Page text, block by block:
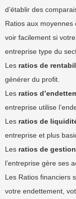
d’établir des
Ratios aux moyennes
voir facilement si
entreprise type du
Les ratios de
générer du profit.
Les ratios
entreprise utilise
Les ratios de
entreprise et plus
Les ratios de gestion
l’entreprise gère ses
Les Ratios financiers
votre endettement,